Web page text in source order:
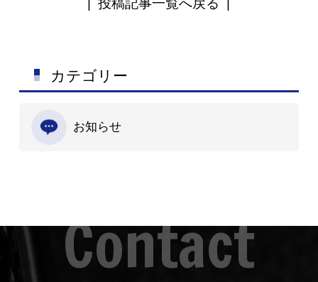
カテゴリー
お知らせ
|投稿記事一覧へ戻る |